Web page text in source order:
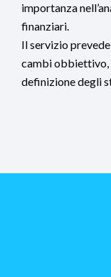
importanza
finanziari.
Il servizio
cambi obbiettivo,
definizione degli